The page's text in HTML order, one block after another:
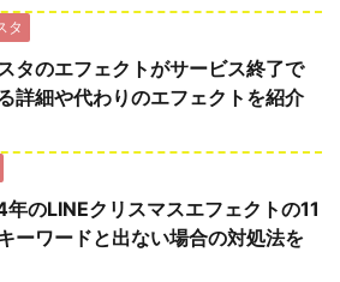
タ
タのエフェクトがサービス終了で
詳細や代わりのエフェクトを紹介
のLINEクリスマスエフェクトの11
ーワードと出ない場合の対処法を